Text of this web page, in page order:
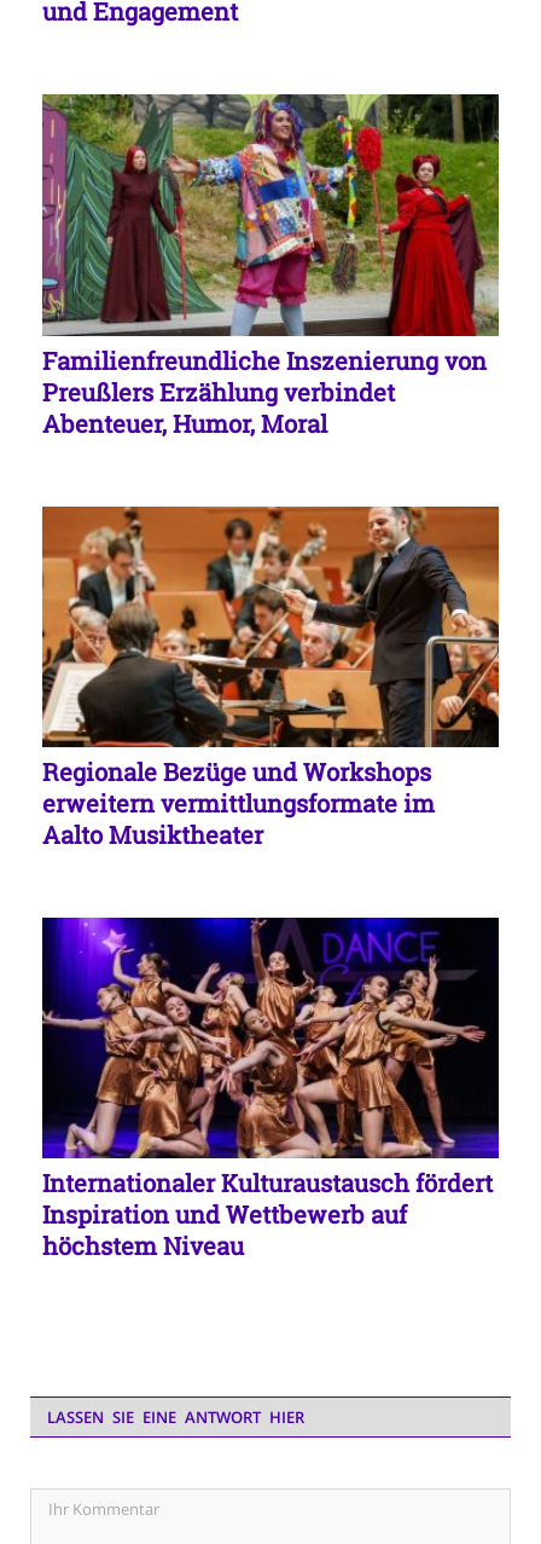
und Engagement
Familienfreundliche Inszenierung von
Preußlers Erzählung verbindet
Abenteuer, Humor, Moral
Regionale Bezüge und Workshops
erweitern vermittlungsformate im
Aalto Musiktheater
Internationaler Kulturaustausch fördert
Inspiration und Wettbewerb auf
höchstem Niveau
LASSEN SIE EINE ANTWORT HIER